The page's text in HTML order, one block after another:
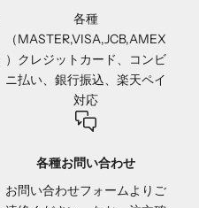
各種
（MASTER,VISA,JCB,AMEX
）クレジットカード、コンビ
ニ払い、銀行振込、楽天ペイ
対応
各種お問い合わせ
お問い合わせフォームよりご